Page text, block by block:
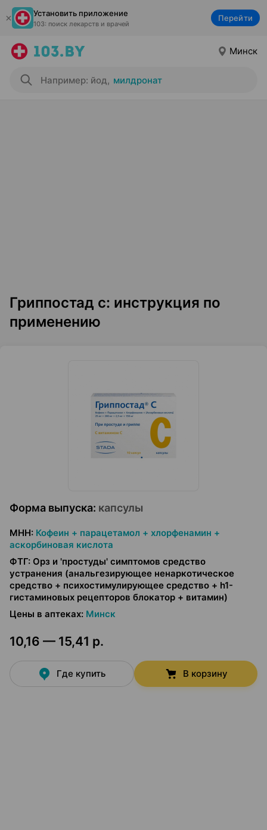
Установить приложение
103: поиск лекарств и врачей
Перейти
Минск
Например: йод, милдронат
Гриппостад с: инструкция по
применению
Форма выпуска: капсулы
МНН: Кофеин + парацетамол + хлорфенамин +
аскорбиновая кислота
ФТГ: Орз и 'простуды' симптомов средство
устранения (анальгезирующее ненаркотическое
средство + психостимулирующее средство + h1-
гистаминовых рецепторов блокатор + витамин)
Цены в аптеках: Минск
10,16 — 15,41 р.
Где купить В корзину